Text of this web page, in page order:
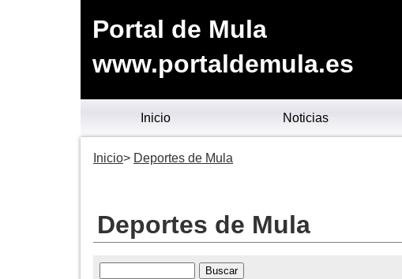
Portal de Mula
www.portaldemula.es
Inicio Noticias
Inicio Deportes de Mula
Deportes de Mula